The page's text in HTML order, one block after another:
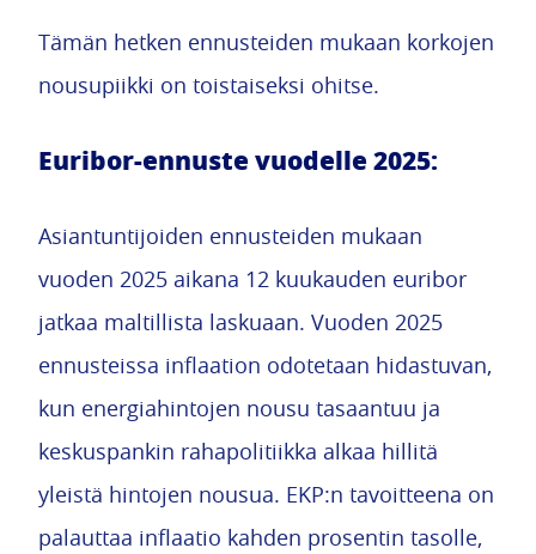
Tämän hetken ennusteiden mukaan korkojen
nousupiikki on toistaiseksi ohitse.
Euribor-ennuste vuodelle 2025:
Asiantuntijoiden ennusteiden mukaan
vuoden 2025 aikana 12 kuukauden euribor
jatkaa maltillista laskuaan. Vuoden 2025
ennusteissa inflaation odotetaan hidastuvan,
kun energiahintojen nousu tasaantuu ja
keskuspankin rahapolitiikka alkaa hillitä
yleistä hintojen nousua. EKP:n tavoitteena on
palauttaa inflaatio kahden prosentin tasolle,